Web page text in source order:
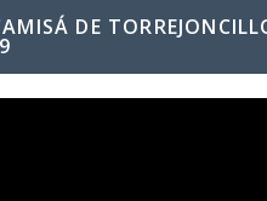
DE